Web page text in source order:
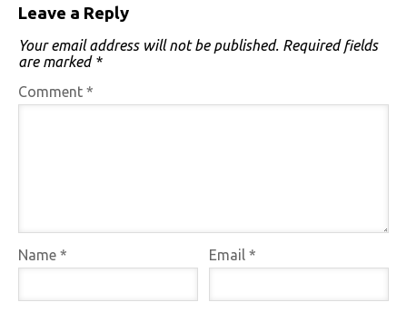
Leave a Reply
Your email address will not be published. Required fields
are marked *
Comment *
Name * Email*